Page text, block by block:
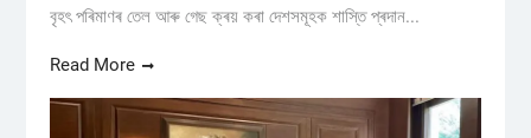
বৃহৎ পৰিমাণৰ তেল আৰু গেছ ক্ৰয় কৰা দেশসমূহক শাস্তি প্ৰদান...
Read More